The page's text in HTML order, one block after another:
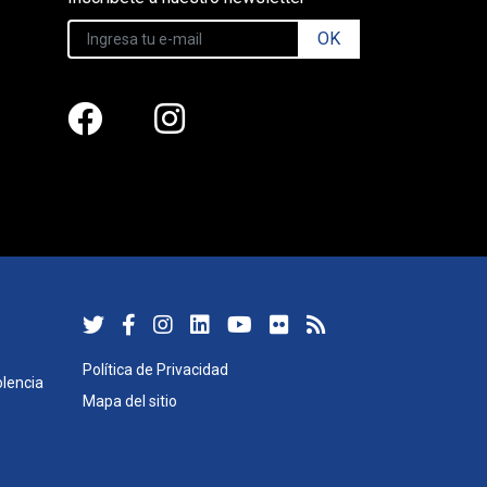
OK
Política de Privacidad
Mapa del sitio